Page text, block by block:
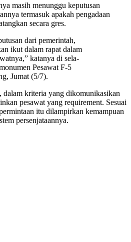
masih menunggu keputusan
termasuk apakah pengadaan
secara gres.
dari pemerintah,
ikut dalam rapat dalam
katanya di sela-
Pesawat F-5
Jumat (5/7).
, dalam kriteria yang dikomunikasikan
pesawat yang requirement. Sesuai
itu dilampirkan kemampuan
persenjataannya.